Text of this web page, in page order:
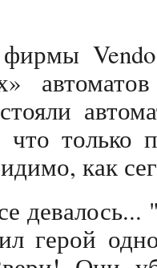
Vendo
что
как
герой